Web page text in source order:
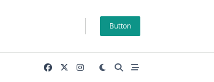
Button